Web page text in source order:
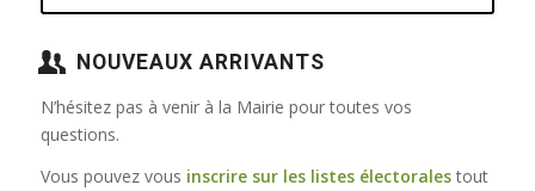
NOUVEAUX ARRIVANTS
N’hésitez pas à venir à la Mairie pour toutes vos
questions.
Vous pouvez vous inscrire sur les listes électoralestout